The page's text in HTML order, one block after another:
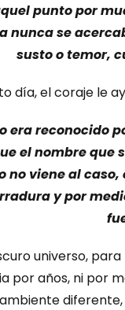
punto por
nunca se
susto o temor,
día, el coraje le
era reconocido
el nombre que
no viene al
y por
universo,
por años, ni por